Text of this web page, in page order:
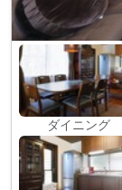
ダイニング